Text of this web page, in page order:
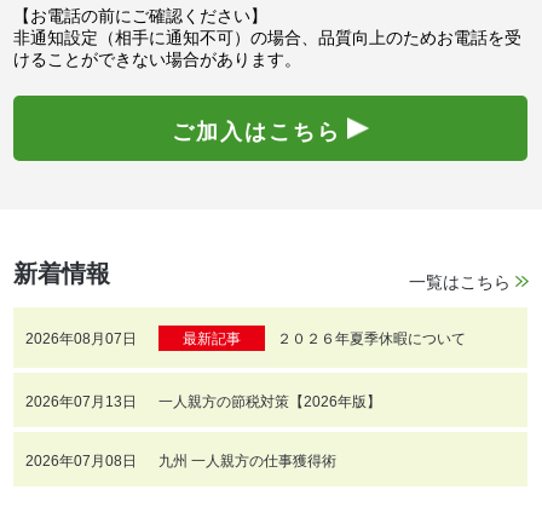
【お電話の前にご確認ください】
非通知設定（相手に通知不可）の場合、品質向上のためお電話を受
けることができない場合があります。
ご加入はこちら
新着情報
2026年08月07日 最新記事 ２０２６年夏季休暇について
2026年07月13日 一人親方の節税対策【2026年版】
2026年07月08日 九州 一人親方の仕事獲得術
一覧はこちら